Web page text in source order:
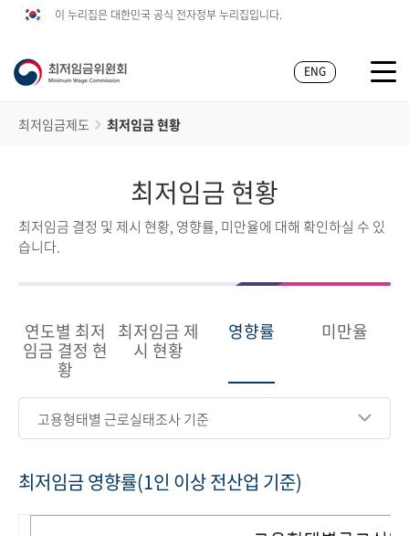
이 누리집은 대한민국 공식 전자정부 누리집입니다.
ENG
최저임금제도 최저임금 현황
최저임금 현황
최저임금 결정 및 제시 현황, 영향률, 미만율에 대해 확인하실 수 있
습니다.
연도별 최저
임금 결정 현
황
최저임금 제
시 현황
영향률 미만율
고용형태별 근로실태조사 기준
최저임금 영향률(1인 이상 전산업 기준)